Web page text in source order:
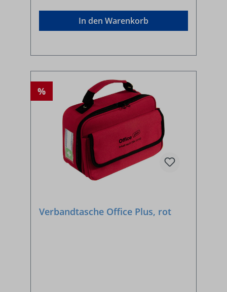
In den Warenkorb
%
Verbandtasche Office Plus, rot